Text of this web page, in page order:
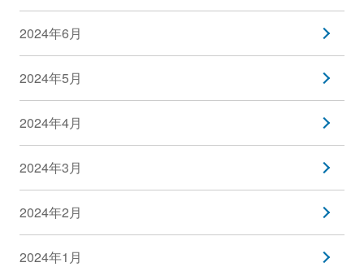
2024年6月
2024年5月
2024年4月
2024年3月
2024年2月
2024年1月